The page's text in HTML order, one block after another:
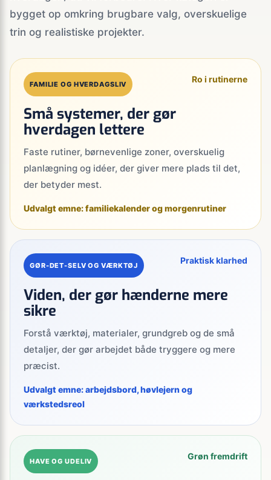
bygget op omkring brugbare valg, overskuelige
trin og realistiske projekter.
FAMILIE OG HVERDAGSLIV Ro i rutinerne
Små systemer, der gør
hverdagen lettere
Faste rutiner, børnevenlige zoner, overskuelig
planlægning og idéer, der giver mere plads til det,
der betyder mest.
Udvalgt emne: familiekalender og morgenrutiner
GØR-DET-SELV OG VÆRKTØJ Praktisk klarhed
Viden, der gør hænderne mere
sikre
Forstå værktøj, materialer, grundgreb og de små
detaljer, der gør arbejdet både tryggere og mere
præcist.
Udvalgt emne: arbejdsbord, høvlejern og
værkstedsreol
HAVE OG UDELIV Grøn fremdrift